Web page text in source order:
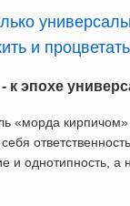
и
к эпохе
«морда кирпичом»
и однотипность, а